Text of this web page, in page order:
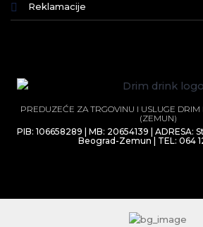
Reklamacije
PREDUZEĆE ZA TRGOVINU I USLUGE
(ZEMUN)
PIB: 106658289 | MB: 20654139 | ADRESA:
Beograd-Zemun | TEL: 064